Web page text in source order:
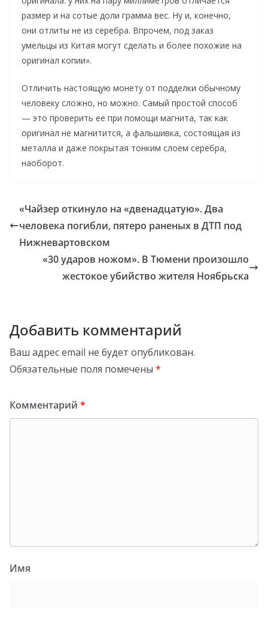
размер и на сотые доли грамма вес. Ну и, конечно,
они отлиты не из серебра. Впрочем, под заказ
умельцы из Китая могут сделать и более похожие на
оригинал копии».
Отличить настоящую монету от подделки обычному
человеку сложно, но можно. Самый простой способ
— это проверить ее при помощи магнита, так как
оригинал не магнитится, а фальшивка, состоящая из
металла и даже покрытая тонким слоем серебра,
наоборот.
«Чайзер откинуло на «двенадцатую». Два
человека погибли, пятеро раненых в ДТП под
Нижневартовском
«30 ударов ножом». В Тюмени произошло
жестокое убийство жителя Ноябрьска
Добавить комментарий
Ваш адрес email не будет опубликован.
Обязательные поля помечены *
Комментарий *
Имя